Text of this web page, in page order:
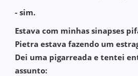
- sim.
Estava com minhas sinapses
Pietra estava fazendo um
Dei uma pigarreada e tentei
assunto: